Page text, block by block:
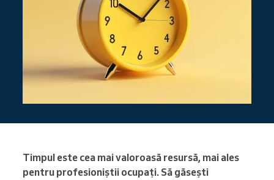
Timpul este cea mai valoroasă resursă, mai ales
pentru profesioniștii ocupați. Să găsești